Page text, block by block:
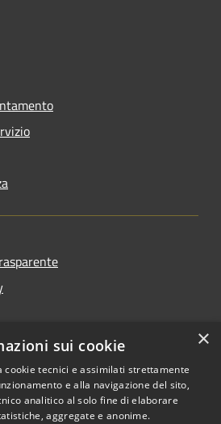
Copyright © 2026 • Città di
×
sui cookie
cookie tecnici e assimilati strettamente
e alla navigazione del sito,
analitico al solo fine di elaborare
aggregate e anonime.